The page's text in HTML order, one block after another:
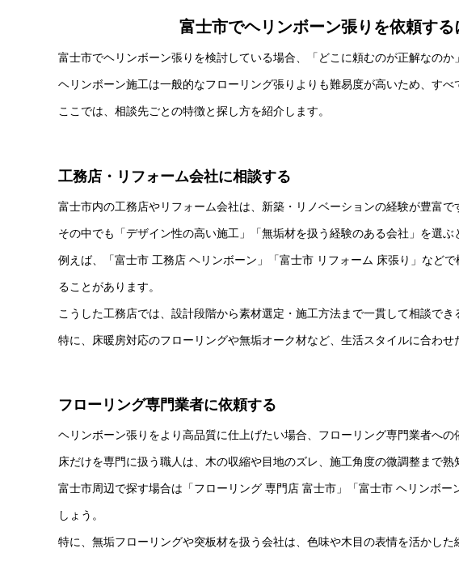
富士市でヘリンボーン張りを依頼す
富士市でヘリンボーン張りを検討している場合、「どこに頼むのが正解なのか
ヘリンボーン施工は一般的なフローリング張りよりも難易度が高いため、すべ
ここでは、相談先ごとの特徴と探し方を紹介します。
工務店・リフォーム会社に相談する
富士市内の工務店やリフォーム会社は、新築・リノベーションの経験が豊富で
その中でも「デザイン性の高い施工」「無垢材を扱う経験のある会社」を選ぶ
例えば、「富士市 工務店 ヘリンボーン」「富士市 リフォーム 床張り」など
ることがあります。
こうした工務店では、設計段階から素材選定・施工方法まで一貫して相談でき
特に、床暖房対応のフローリングや無垢オーク材など、生活スタイルに合わせ
フローリング専門業者に依頼する
ヘリンボーン張りをより高品質に仕上げたい場合、フローリング専門業者への
床だけを専門に扱う職人は、木の収縮や目地のズレ、施工角度の微調整まで熟
富士市周辺で探す場合は「フローリング 専門店 富士市」「富士市 ヘリンボ
しょう。
特に、無垢フローリングや突板材を扱う会社は、色味や木目の表情を活かした